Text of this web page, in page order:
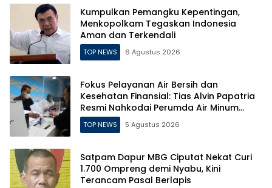
Kumpulkan Pemangku Kepentingan,
Menkopolkam Tegaskan Indonesia
Aman dan Terkendali
TOP NEWS 6 Agustus 2026
Fokus Pelayanan Air Bersih dan
Kesehatan Finansial: Tias Alvin Papatria
Resmi Nahkodai Perumda Air Minum
Surabaya
TOP NEWS 5 Agustus 2026
Satpam Dapur MBG Ciputat Nekat Curi
1.700 Ompreng demi Nyabu, Kini
Terancam Pasal Berlapis